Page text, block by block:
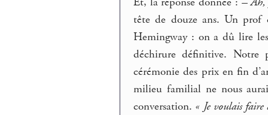
tête de douze ans. Un prof
Hemingway : on a dû lire
déchirure définitive.
cérémonie des prix en fin
milieu familial ne nous
conversation. « Je voulais faire